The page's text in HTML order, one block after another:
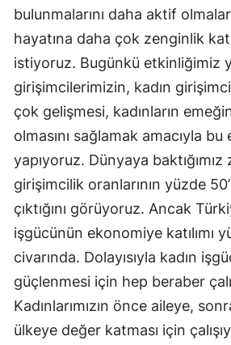
bulunmalarını daha aktif
hayatına daha çok zenginlik
istiyoruz. Bugünkü etkinliğimiz
girişimcilerimizin, kadın
çok gelişmesi, kadınların
olmasını sağlamak amacıyla
yapıyoruz. Dünyaya baktığımız
girişimcilik oranlarının yüzde
çıktığını görüyoruz. Ancak
işgücünün ekonomiye katılımı
civarında. Dolayısıyla kadın
güçlenmesi için hep beraber
Kadınlarımızın önce aileye,
ülkeye değer katması için